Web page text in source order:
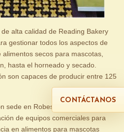
alta calidad de Reading Bakery
gestionar todos los aspectos de
secos para mascotas,
hasta el horneado y secado.
son capaces de producir entre 125
sede en Robesonia, Pensilvania,
de equipos comerciales para
en alimentos para mascotas
CONTÁCTANOS